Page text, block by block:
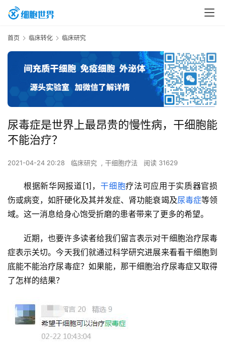
首页 临床转化 临床研究
尿毒症是世界上最昂贵的慢性病，干细胞能
不能治疗？
2021-04-24 20:28 临床研究 , 干细胞疗法 阅读 31629
根据新华网报道[1]，干细胞疗法可应用于实质器官损
伤或病变，如肝硬化及其并发症、肾功能衰竭及尿毒症等领
域。这一消息给身心饱受折磨的患者带来了更多的希望。
近期，也要许多读者给我们留言表示对干细胞治疗尿毒
症表示关切。今天我们就通过科学研究进展来看看干细胞到
底能不能治疗尿毒症？如果能，那干细胞治疗尿毒症又取得
了怎样的结果？